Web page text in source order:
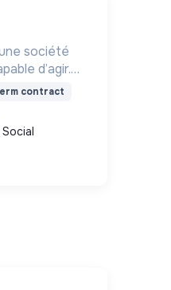
société
d’agir.
moyens et
et
contract
Social